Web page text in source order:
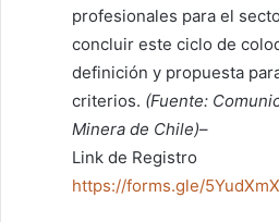
profesionales para el
concluir este ciclo de
definición y propuesta
criterios. (Fuente:
Minera de Chile)–
Link de Registro
https://forms.gle/